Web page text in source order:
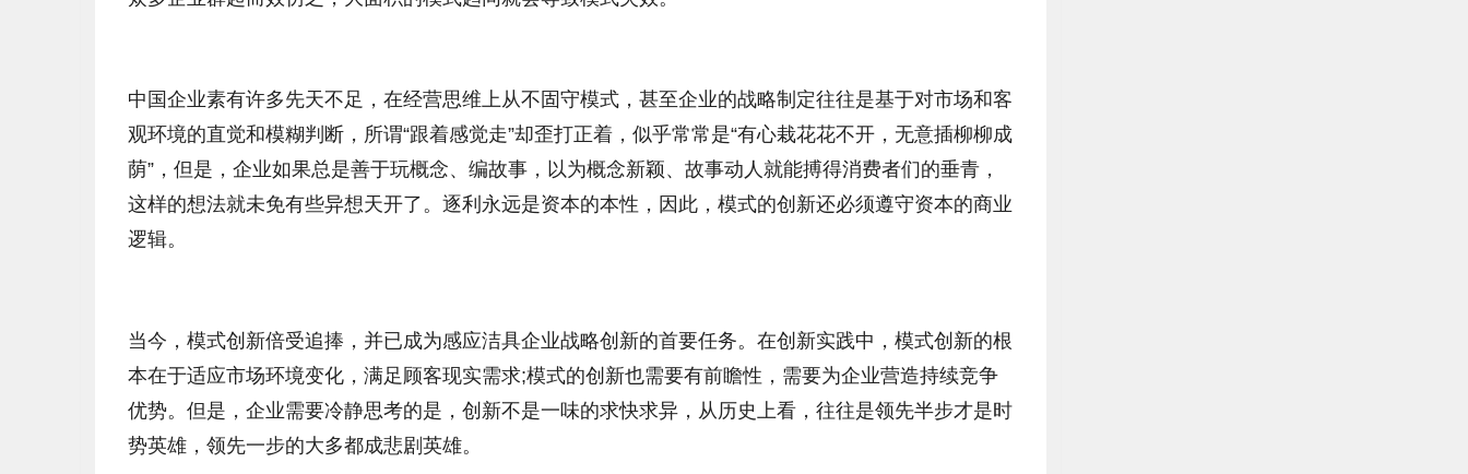
中国企业素有许多先天不足，在经营思维上从不固守模式，甚至企业的战略制定往往是基于对市场和客
观环境的直觉和模糊判断，所谓“跟着感觉走”却歪打正着，似乎常常是“有心栽花花不开，无意插柳柳成
荫”，但是，企业如果总是善于玩概念、编故事，以为概念新颖、故事动人就能搏得消费者们的垂青，
这样的想法就未免有些异想天开了。逐利永远是资本的本性，因此，模式的创新还必须遵守资本的商业
逻辑。
当今，模式创新倍受追捧，并已成为感应洁具企业战略创新的首要任务。在创新实践中，模式创新的根
本在于适应市场环境变化，满足顾客现实需求;模式的创新也需要有前瞻性，需要为企业营造持续竞争
优势。但是，企业需要冷静思考的是，创新不是一味的求快求异，从历史上看，往往是领先半步才是时
势英雄，领先一步的大多都成悲剧英雄。